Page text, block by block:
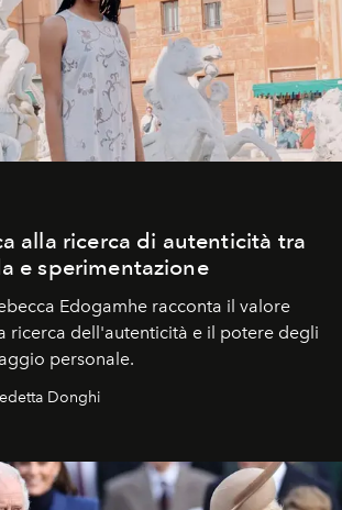
alla ricerca di autenticità tra
e sperimentazione
Edogamhe racconta il valore
ricerca dell'autenticità e il potere degli
personale.
Donghi